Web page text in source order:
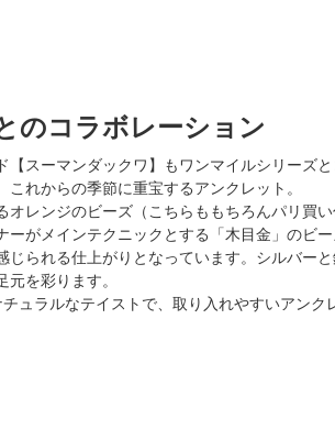
のコラボレーション
【スーマンダックワ】もワンマイルシリーズ
れからの季節に重宝するアンクレット。
オレンジのビーズ（こちらももちろんパリ買
ーがメインテクニックとする「木目金」のビー
じられる仕上がりとなっています。シルバーと
を彩ります。
ュラルなテイストで、取り入れやすいアンク